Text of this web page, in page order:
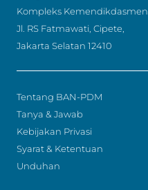
Kompleks Kemendikdasmen
Jl. RS Fatmawati, Cipete,
Jakarta Selatan 12410
Tentang BAN-PDM
Tanya & Jawab
Kebijakan Privasi
Syarat & Ketentuan
Unduhan